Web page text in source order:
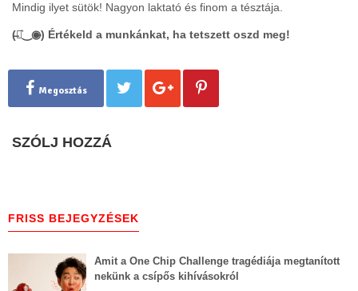
Mindig ilyet sütök! Nagyon laktató és finom a tésztája.
(̶◉͛‿◉̶) Értékeld a munkánkat, ha tetszett oszd meg!
Megosztás
SZÓLJ HOZZÁ
FRISS BEJEGYZÉSEK
Amit a One Chip Challenge tragédiája megtanított
nekünk a csípős kihívásokról